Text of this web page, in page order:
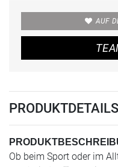
AUF
PRODUKTDETAILS
Ob beim Sport oder im